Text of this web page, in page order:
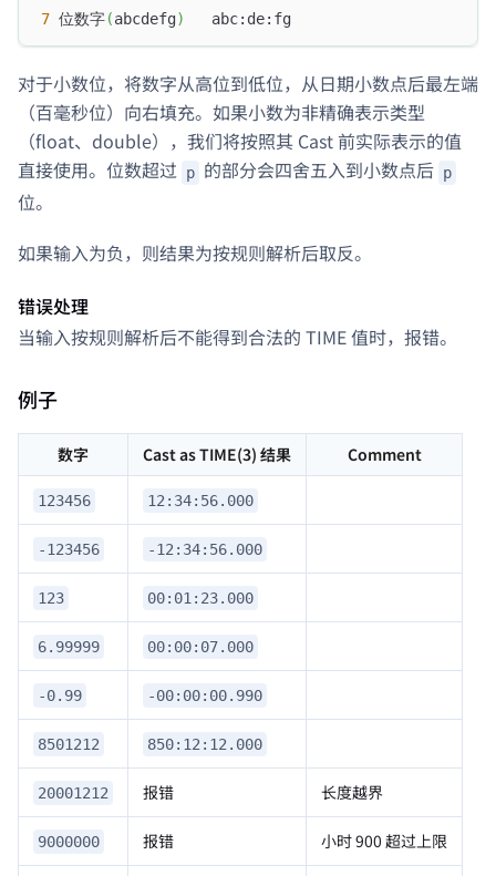
7 位数字(abcdefg)
   abc:de:fg
对于小数位，将数字从高位到低位，从日期小数点后最左端
（百毫秒位）向右填充。如果小数为非精确表示类型
（float、double），我们将按照其 Cast 前实际表示的值
直接使用。位数超过 p 的部分会四舍五入到小数点后 p
位。
如果输入为负，则结果为按规则解析后取反。
错误处理
当输入按规则解析后不能得到合法的 TIME 值时，报错。
例子
数字 Cast as TIME(3) 结果 Comment
123456 12:34:56.000
-123456 -12:34:56.000
123 00:01:23.000
6.99999 00:00:07.000
-0.99 -00:00:00.990
8501212 850:12:12.000
20001212 报错 长度越界
9000000 报错 小时 900 超过上限